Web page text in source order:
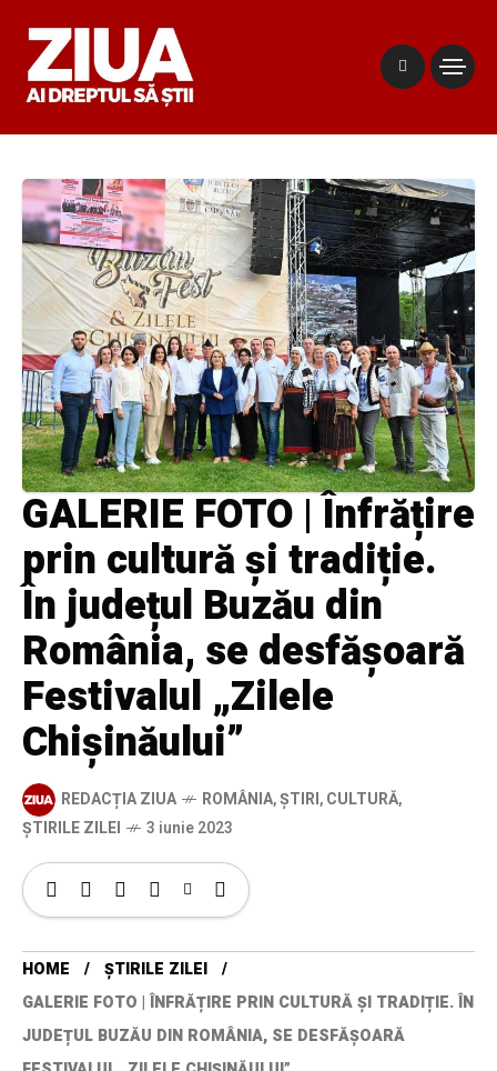
GALERIE FOTO | Înfrățire
prin cultură și tradiție.
În județul Buzău din
România, se desfășoară
Festivalul „Zilele
Chișinăului”
REDACȚIA ZIUA ROMÂNIA,ȘTIRI,CULTURĂ,
ȘTIRILE ZILEI
3 iunie 2023
HOME
ȘTIRILE ZILEI
GALERIE FOTO | ÎNFRĂȚIRE PRIN CULTURĂ ȘI TRADIȚIE. ÎN
JUDEȚUL BUZĂU DIN ROMÂNIA, SE DESFĂȘOARĂ